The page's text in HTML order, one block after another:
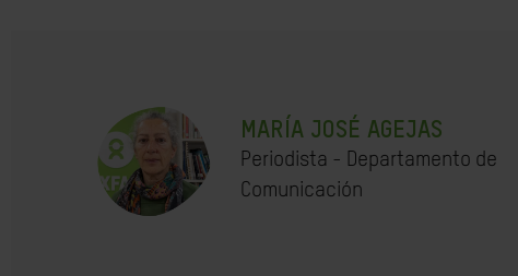
MARÍA JOSÉ AGEJAS
Periodista - Departamento de
Comunicación